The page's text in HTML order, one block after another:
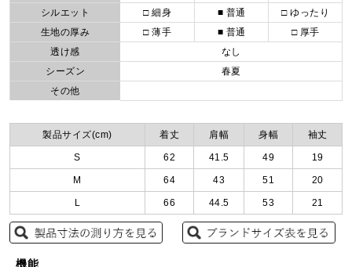
シルエット
□ 細身 ■ 普通
□ ゆったり
生地の厚み
□ 薄手 ■ 普通
□ 厚手
透け感
なし
シーズン
春夏
その他
製品サイズ(cm) 着丈 肩幅 身幅 袖丈
S 62 41.5 49 19
M 64 43 51 20
L 66 44.5 53 21
機能